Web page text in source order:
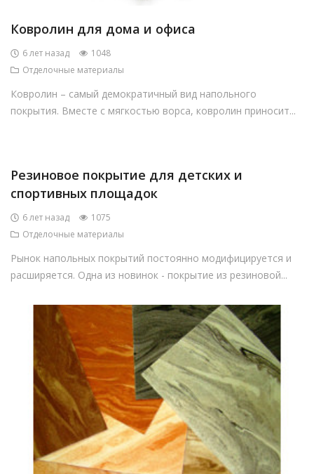
Ковролин для дома и офиса
6 лет назад
1048
Отделочные материалы
Ковролин – самый демократичный вид напольного
покрытия. Вместе с мягкостью ворса, ковролин приносит...
Резиновое покрытие для детских и
спортивных площадок
6 лет назад
1075
Отделочные материалы
Рынок напольных покрытий постоянно модифицируется и
расширяется. Одна из новинок - покрытие из резиновой...